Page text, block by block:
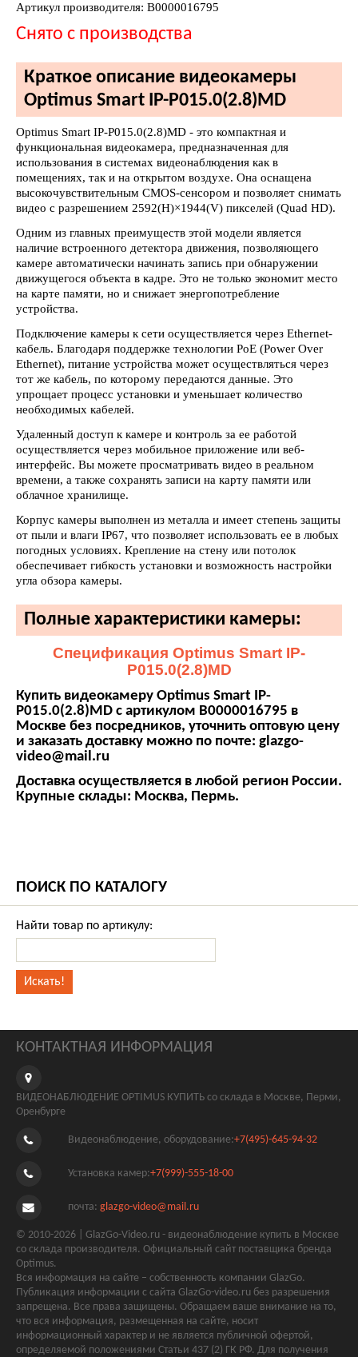
Артикул производителя: В0000016795
Снято с производства
Краткое описание видеокамеры
Optimus Smart IP-P015.0(2.8)MD
Optimus Smart IP-P015.0(2.8)MD - это компактная и
функциональная видеокамера, предназначенная для
использования в системах видеонаблюдения как в
помещениях, так и на открытом воздухе. Она оснащена
высокочувствительным CMOS-сенсором и позволяет снимать
видео с разрешением 2592(H)×1944(V) пикселей (Quad HD).
Одним из главных преимуществ этой модели является
наличие встроенного детектора движения, позволяющего
камере автоматически начинать запись при обнаружении
движущегося объекта в кадре. Это не только экономит место
на карте памяти, но и снижает энергопотребление
устройства.
Подключение камеры к сети осуществляется через Ethernet-
кабель. Благодаря поддержке технологии PoE (Power Over
Ethernet), питание устройства может осуществляться через
тот же кабель, по которому передаются данные. Это
упрощает процесс установки и уменьшает количество
необходимых кабелей.
Удаленный доступ к камере и контроль за ее работой
осуществляется через мобильное приложение или веб-
интерфейс. Вы можете просматривать видео в реальном
времени, а также сохранять записи на карту памяти или
облачное хранилище.
Корпус камеры выполнен из металла и имеет степень защиты
от пыли и влаги IP67, что позволяет использовать ее в любых
погодных условиях. Крепление на стену или потолок
обеспечивает гибкость установки и возможность настройки
угла обзора камеры.
Полные характеристики камеры:
Спецификация Optimus Smart IP-
P015.0(2.8)MD
Купить видеокамеру Optimus Smart IP-
P015.0(2.8)MD с артикулом В0000016795 в
Москве без посредников, уточнить оптовую цену
и заказать доставку можно по почте: glazgo-
video@mail.ru
Доставка осуществляется в любой регион России.
Крупные склады: Москва, Пермь.
ПОИСК ПО КАТАЛОГУ
Найти товар по артикулу:
КОНТАКТНАЯ ИНФОРМАЦИЯ
ВИДЕОНАБЛЮДЕНИЕ OPTIMUS КУПИТЬ со склада в Москве, Перми,
Оренбурге
Видеонаблюдение, оборудование:+7(495)-645-94-32
Установка камер:+7(999)-555-18-00
почта: glazgo-video@mail.ru
© 2010-2026 | GlazGo-Video.ru - видеонаблюдение купить в Москве
со склада производителя. Официальный сайт поставщика бренда
Optimus.
Вся информация на сайте – собственность компании GlazGo.
Публикация информации с сайта GlazGo-video.ru без разрешения
запрещена. Все права защищены. Обращаем ваше внимание на то,
что вся информация, размещенная на сайте, носит
информационный характер и не является публичной офертой,
определяемой положениями Статьи 437 (2) ГК РФ. Для получения